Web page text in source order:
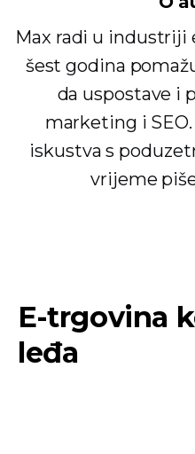
Max radi u
šest godina
da uspostave i
marketing i
iskustva s
vrijeme
E-trgovina
leđa